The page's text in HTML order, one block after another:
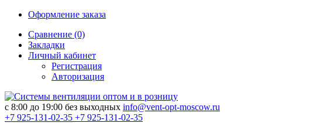
Оформление заказа
Сравнение (0)
Закладки
Личный кабинет
Регистрация
Авторизация
c 8:00 до 19:00 без выходных info@vent-opt-moscow.ru
+7 925-131-02-35 +7 925-131-02-35